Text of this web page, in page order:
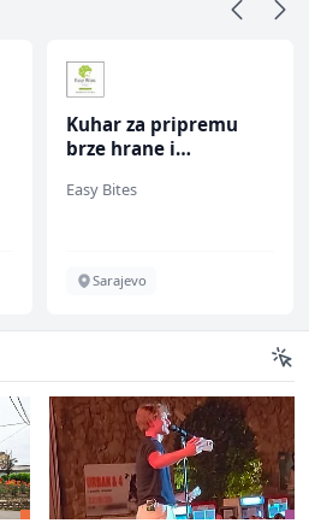
Kuhar za pripremu
brze hrane i
ž)
Easy Bites
Sarajevo